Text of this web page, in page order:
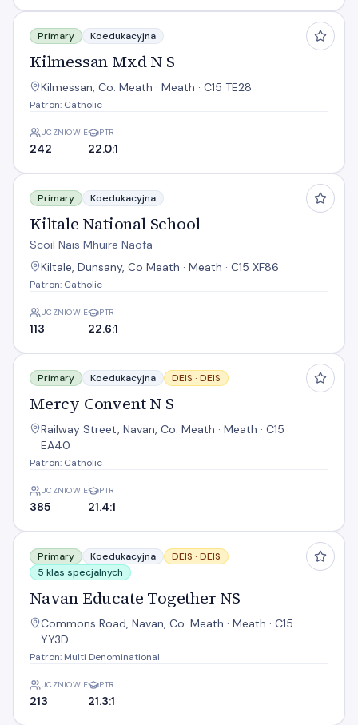
Kilmessan Mxd N S
Primary Koedukacyjna
Kilmessan Mxd N S
Kilmessan, Co. Meath · Meath · C15 TE28
Patron: Catholic
UCZNIOWIE
242
PTR
22.0:1
Kiltale National School
Primary Koedukacyjna
Kiltale National School
Scoil Nais Mhuire Naofa
Kiltale, Dunsany, Co Meath · Meath · C15 XF86
Patron: Catholic
UCZNIOWIE
113
PTR
22.6:1
Mercy Convent N S
Primary Koedukacyjna DEIS · DEIS
Mercy Convent N S
Railway Street, Navan, Co. Meath · Meath · C15
EA40
Patron: Catholic
UCZNIOWIE
385
PTR
21.4:1
Navan Educate Together NS
Primary Koedukacyjna DEIS · DEIS
5 klas specjalnych
Navan Educate Together NS
Commons Road, Navan, Co. Meath · Meath · C15
YY3D
Patron: Multi Denominational
UCZNIOWIE
213
PTR
21.3:1